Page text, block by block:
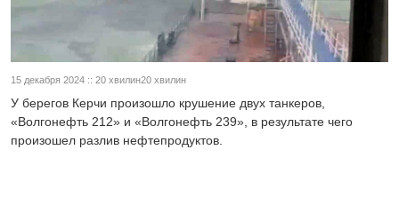
15 декабря 2024 :: 20 хвилин20 хвилин
У берегов Керчи произошло крушение двух танкеров,
«Волгонефть 212» и «Волгонефть 239», в результате чего
произошел разлив нефтепродуктов.